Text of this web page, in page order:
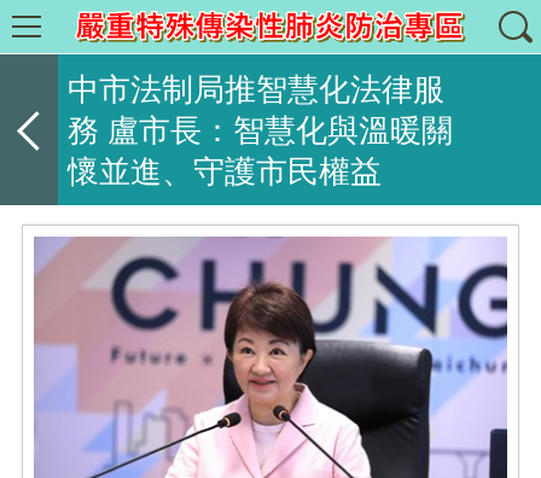
中市法制局推智慧化法律服
務 盧市長：智慧化與溫暖關
懷並進、守護市民權益